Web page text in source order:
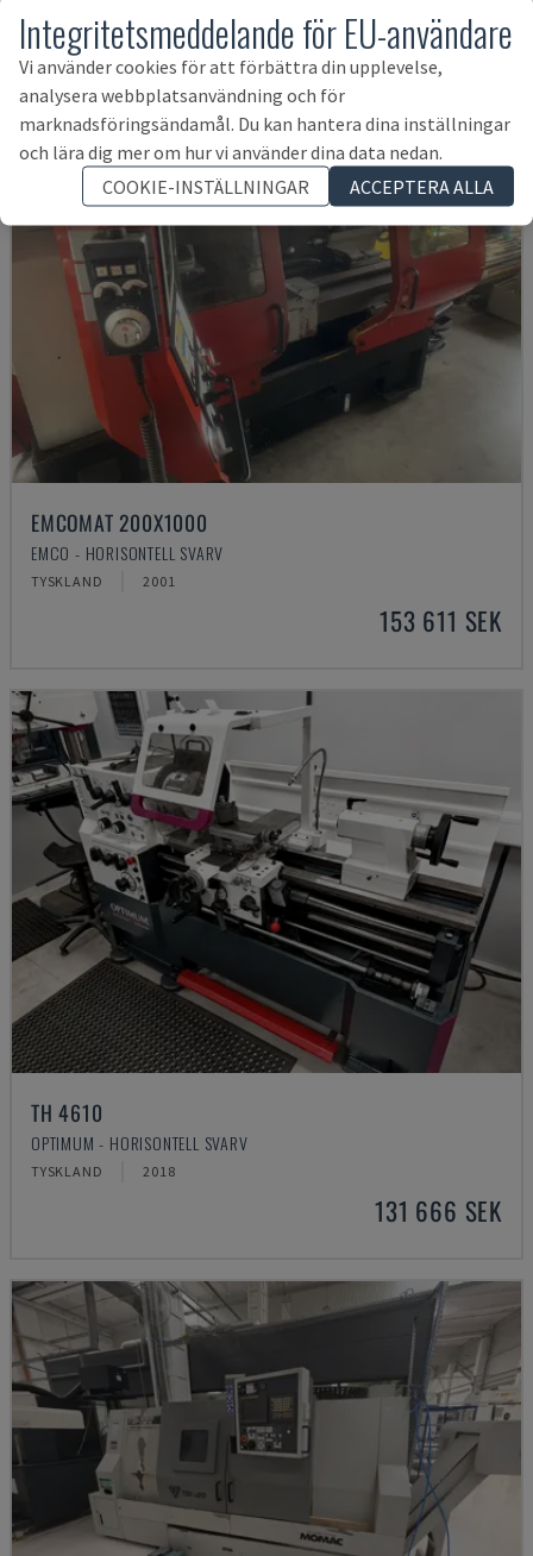
PUMA 2600 SY II
EMCOMAT 200X1000
EMCO - HORISONTELL SVARV
TYSKLAND 2001
153 611 SEK
TH 4610
OPTIMUM - HORISONTELL SVARV
TYSKLAND 2018
131 666 SEK
Integritetsmeddelande för EU-användare
Vi använder cookies för att förbättra din upplevelse,
analysera webbplatsanvändning och för
marknadsföringsändamål. Du kan hantera dina inställningar
och lära dig mer om hur vi använder dina data nedan.
COOKIE-INSTÄLLNINGAR
ACCEPTERA ALLA